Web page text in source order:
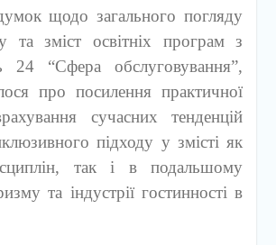
щодо загального погляду
та зміст освітніх програм з
24 “Сфера обслуговування”,
про посилення практичної
сучасних тенденцій
підходу у змісті як
так і в подальшому
та індустрії гостинності в